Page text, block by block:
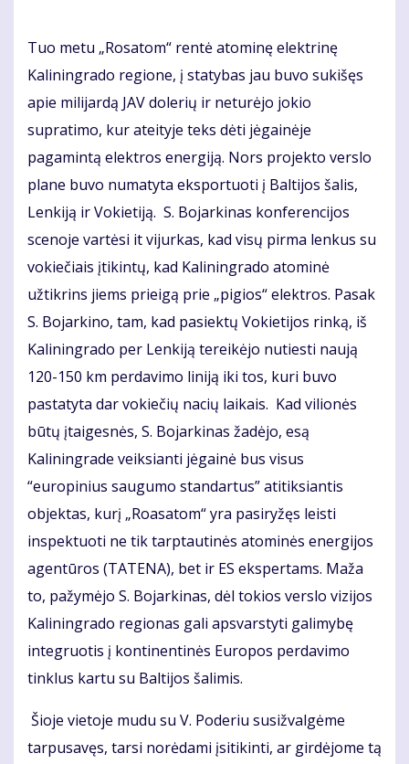
Tuo metu „Rosatom“ rentė atominę elektrinę
Kaliningrado regione, į statybas jau buvo sukišęs
apie milijardą JAV dolerių ir neturėjo jokio
supratimo, kur ateityje teks dėti jėgainėje
pagamintą elektros energiją. Nors projekto verslo
plane buvo numatyta eksportuoti į Baltijos šalis,
Lenkiją ir Vokietiją. S. Bojarkinas konferencijos
scenoje vartėsi it vijurkas, kad visų pirma lenkus su
vokiečiais įtikintų, kad Kaliningrado atominė
užtikrins jiems prieigą prie „pigios“ elektros. Pasak
S. Bojarkino, tam, kad pasiektų Vokietijos rinką, iš
Kaliningrado per Lenkiją tereikėjo nutiesti naują
120-150 km perdavimo liniją iki tos, kuri buvo
pastatyta dar vokiečių nacių laikais. Kad vilionės
būtų įtaigesnės, S. Bojarkinas žadėjo, esą
Kaliningrade veiksianti jėgainė bus visus
“europinius saugumo standartus” atitiksiantis
objektas, kurį „Roasatom“ yra pasiryžęs leisti
inspektuoti ne tik tarptautinės atominės energijos
agentūros (TATENA), bet ir ES ekspertams. Maža
to, pažymėjo S. Bojarkinas, dėl tokios verslo vizijos
Kaliningrado regionas gali apsvarstyti galimybę
integruotis į kontinentinės Europos perdavimo
tinklus kartu su Baltijos šalimis.
Šioje vietoje mudu su V. Poderiu susižvalgėme
tarpusavęs, tarsi norėdami įsitikinti, ar girdėjome tą